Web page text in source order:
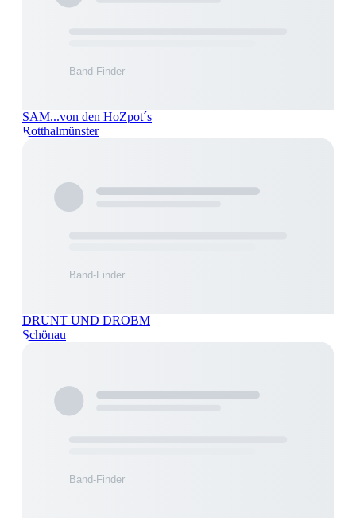
SAM...von den HoZpot´s
Rotthalmünster
DRUNT UND DROBM
Schönau